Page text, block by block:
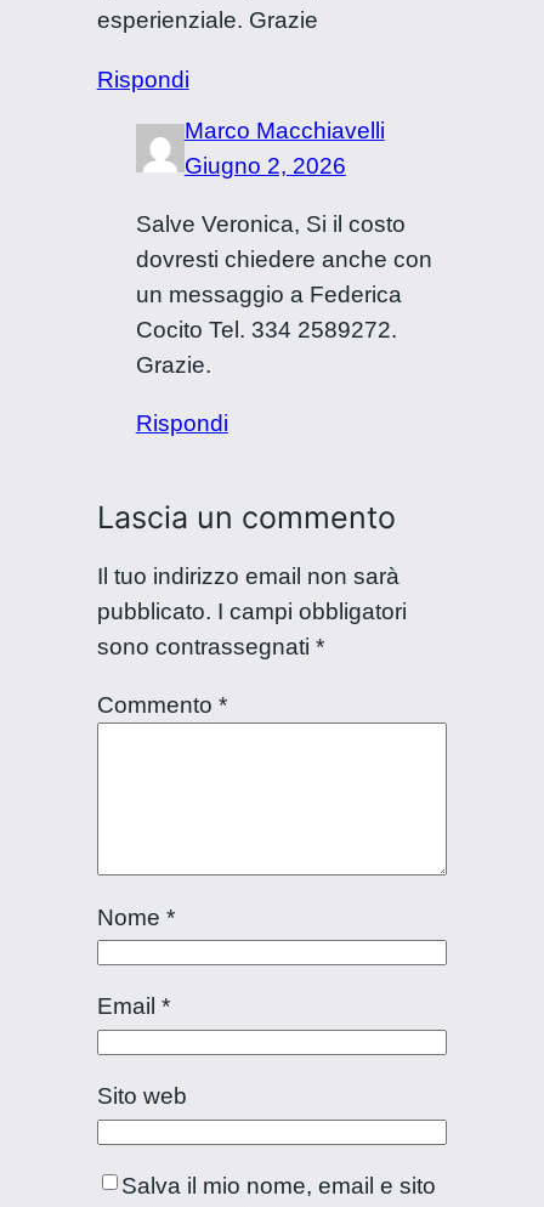
esperienziale. Grazie
Rispondi
Marco Macchiavelli
Giugno 2, 2026
Salve Veronica, Si il costo
dovresti chiedere anche con
un messaggio a Federica
Cocito Tel. 334 2589272.
Grazie.
Rispondi
Lascia un commento
Il tuo indirizzo email non sarà
pubblicato. I campi obbligatori
sono contrassegnati *
Commento *
Nome *
Email *
Sito web
Salva il mio nome, email e sito